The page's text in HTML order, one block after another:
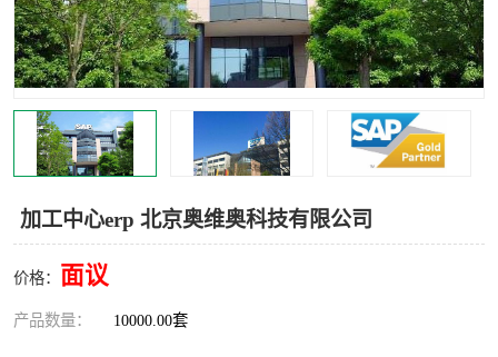
加工中心erp 北京奥维奥科技有限公司
价格： 面议
产品数量： 10000.00套
食品厂erp系统 塑胶厂erp系统
玩具厂erp系统 五金厂erp系统
小工厂erp系统 印染厂erp系统